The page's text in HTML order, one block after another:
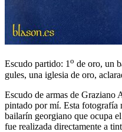
Escudo partido: 1o de oro, un
gules, una iglesia de oro,
Escudo de armas de
pintado por mí. Esta fotografía
bailarín georgiano que ocupa
fue realizada directamente a